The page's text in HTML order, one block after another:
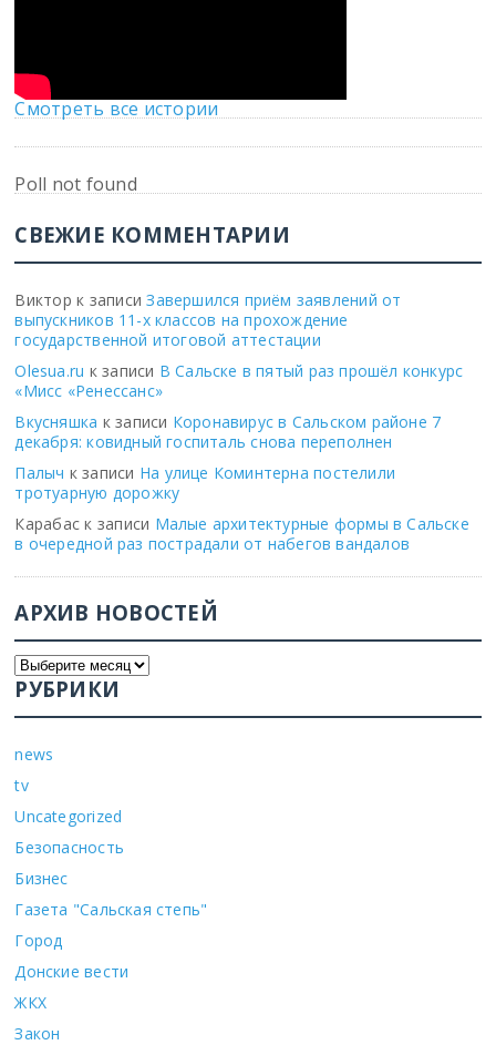
Смотреть все истории
Poll not found
СВЕЖИЕ КОММЕНТАРИИ
Виктор к записиЗавершился приём заявлений от
выпускников 11-х классов на прохождение
государственной итоговой аттестации
Olesua.ru к записи В Сальске в пятый раз прошёл конкурс
«Мисс «Ренессанс»
Вкусняшка к записи Коронавирус в Сальском районе 7
декабря: ковидный госпиталь снова переполнен
Палыч к записи На улице Коминтерна постелили
тротуарную дорожку
Карабас к записи Малые архитектурные формы в Сальске
в очередной раз пострадали от набегов вандалов
АРХИВ НОВОСТЕЙ
РУБРИКИ
news
tv
Uncategorized
Безопасность
Бизнес
Газета "Сальская степь"
Город
Донские вести
ЖКХ
Закон